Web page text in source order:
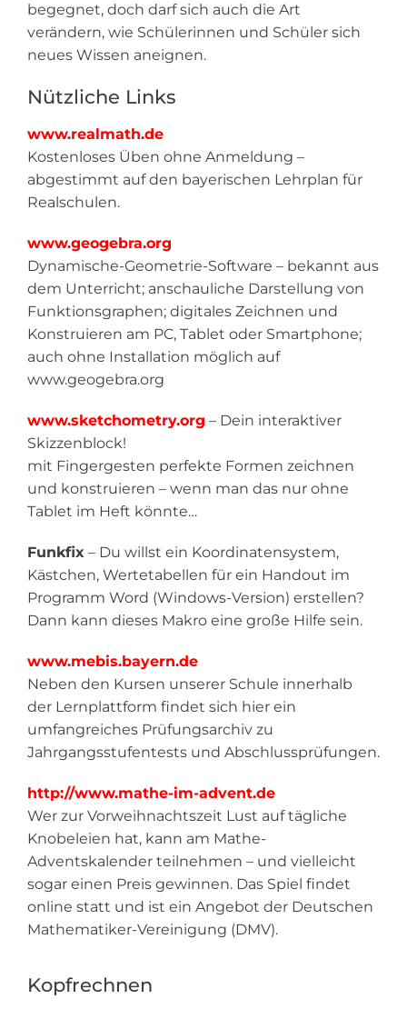
begegnet, doch darf sich auch die Art
verändern, wie Schülerinnen und Schüler sich
neues Wissen aneignen.
Nützliche Links
www.realmath.de
Kostenloses Üben ohne Anmeldung –
abgestimmt auf den bayerischen Lehrplan für
Realschulen.
www.geogebra.org
Dynamische-Geometrie-Software – bekannt aus
dem Unterricht; anschauliche Darstellung von
Funktionsgraphen; digitales Zeichnen und
Konstruieren am PC, Tablet oder Smartphone;
auch ohne Installation möglich auf
www.geogebra.org
www.sketchometry.org – Dein interaktiver
Skizzenblock!
mit Fingergesten perfekte Formen zeichnen
und konstruieren – wenn man das nur ohne
Tablet im Heft könnte…
Funkfix– Du willst ein Koordinatensystem,
Kästchen, Wertetabellen für ein Handout im
Programm Word (Windows-Version) erstellen?
Dann kann dieses Makro eine große Hilfe sein.
www.mebis.bayern.de
Neben den Kursen unserer Schule innerhalb
der Lernplattform findet sich hier ein
umfangreiches Prüfungsarchiv zu
Jahrgangsstufentests und Abschlussprüfungen.
http://www.mathe-im-advent.de
Wer zur Vorweihnachtszeit Lust auf tägliche
Knobeleien hat, kann am Mathe-
Adventskalender teilnehmen – und vielleicht
sogar einen Preis gewinnen. Das Spiel findet
online statt und ist ein Angebot der Deutschen
Mathematiker-Vereinigung (DMV).
Kopfrechnen